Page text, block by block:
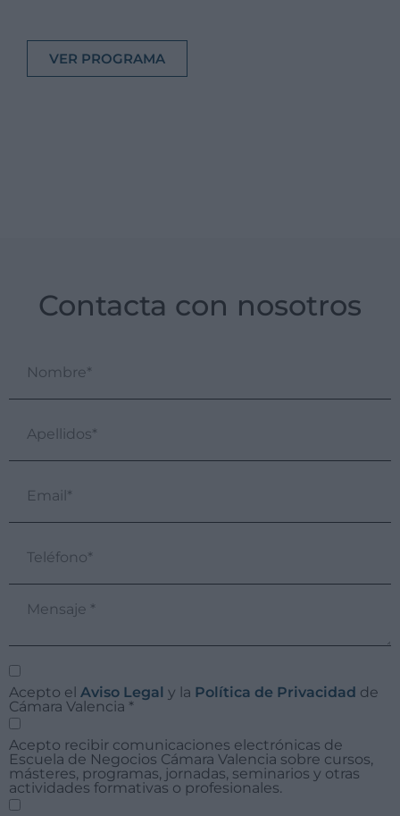
VER PROGRAMA
Contacta con nosotros
Acepto el Aviso Legal y la Política de Privacidad de
Cámara Valencia *
Acepto recibir comunicaciones electrónicas de
Escuela de Negocios Cámara Valencia sobre cursos,
másteres, programas, jornadas, seminarios y otras
actividades formativas o profesionales.